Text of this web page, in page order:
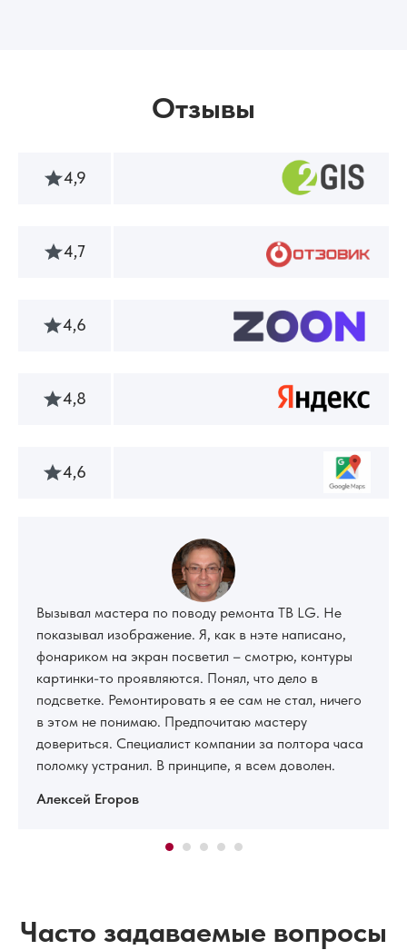
Отзывы
4,9
4,7
4,6
4,8
4,6
Вызывал мастера по поводу ремонта ТВ LG. Не
показывал изображение. Я, как в нэте написано,
фонариком на экран посветил – смотрю, контуры
картинки-то проявляются. Понял, что дело в
подсветке. Ремонтировать я ее сам не стал, ничего
в этом не понимаю. Предпочитаю мастеру
довериться. Специалист компании за полтора часа
поломку устранил. В принципе, я всем доволен.
Алексей Егоров
Часто задаваемые вопросы